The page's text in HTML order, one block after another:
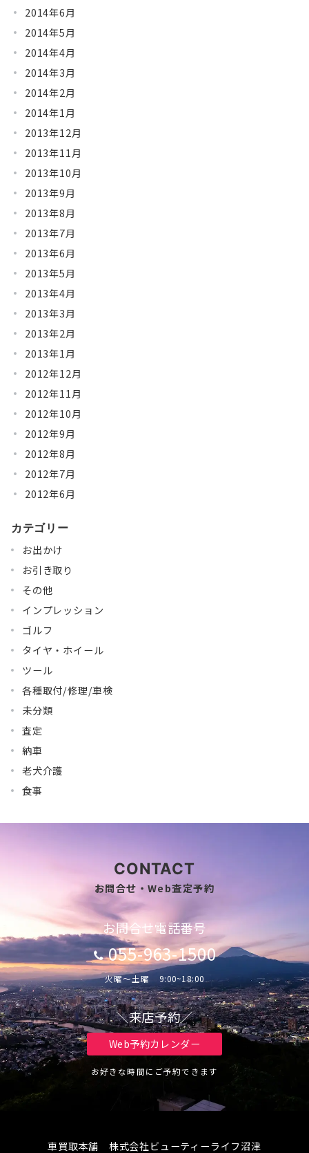
2014年6月
2014年5月
2014年4月
2014年3月
2014年2月
2014年1月
2013年12月
2013年11月
2013年10月
2013年9月
2013年8月
2013年7月
2013年6月
2013年5月
2013年4月
2013年3月
2013年2月
2013年1月
2012年12月
2012年11月
2012年10月
2012年9月
2012年8月
2012年7月
2012年6月
カテゴリー
お出かけ
お引き取り
その他
インプレッション
ゴルフ
タイヤ・ホイール
ツール
各種取付/修理/車検
未分類
査定
納車
老犬介護
食事
CONTACT
お問合せ・Web査定予約
お問合せ電話番号
055-963-1500
火曜～土曜 9:00~18:00
＼来店予約／
Web予約カレンダー
お好きな時間にご予約できます
車買取本舗 株式会社ビューティーライフ沼津